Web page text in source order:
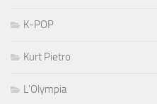
K-POP
Kurt Pietro
L'Olympia